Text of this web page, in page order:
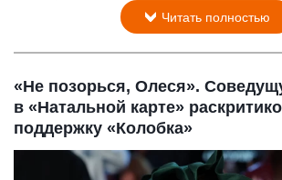
Читать полностью
«Не позорься, Олеся».
в «Натальной карте»
поддержку «Колобка»